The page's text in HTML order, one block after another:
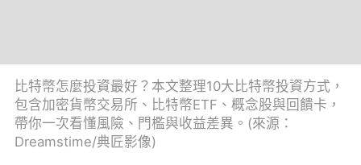
比特幣怎麼投資最好？本文整理10大比特幣投資方式，
包含加密貨幣交易所、比特幣ETF、概念股與回饋卡，
帶你一次看懂風險、門檻與收益差異。(來源：
Dreamstime/典匠影像)